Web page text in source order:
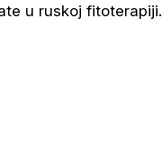
u ruskoj fitoterapiji.